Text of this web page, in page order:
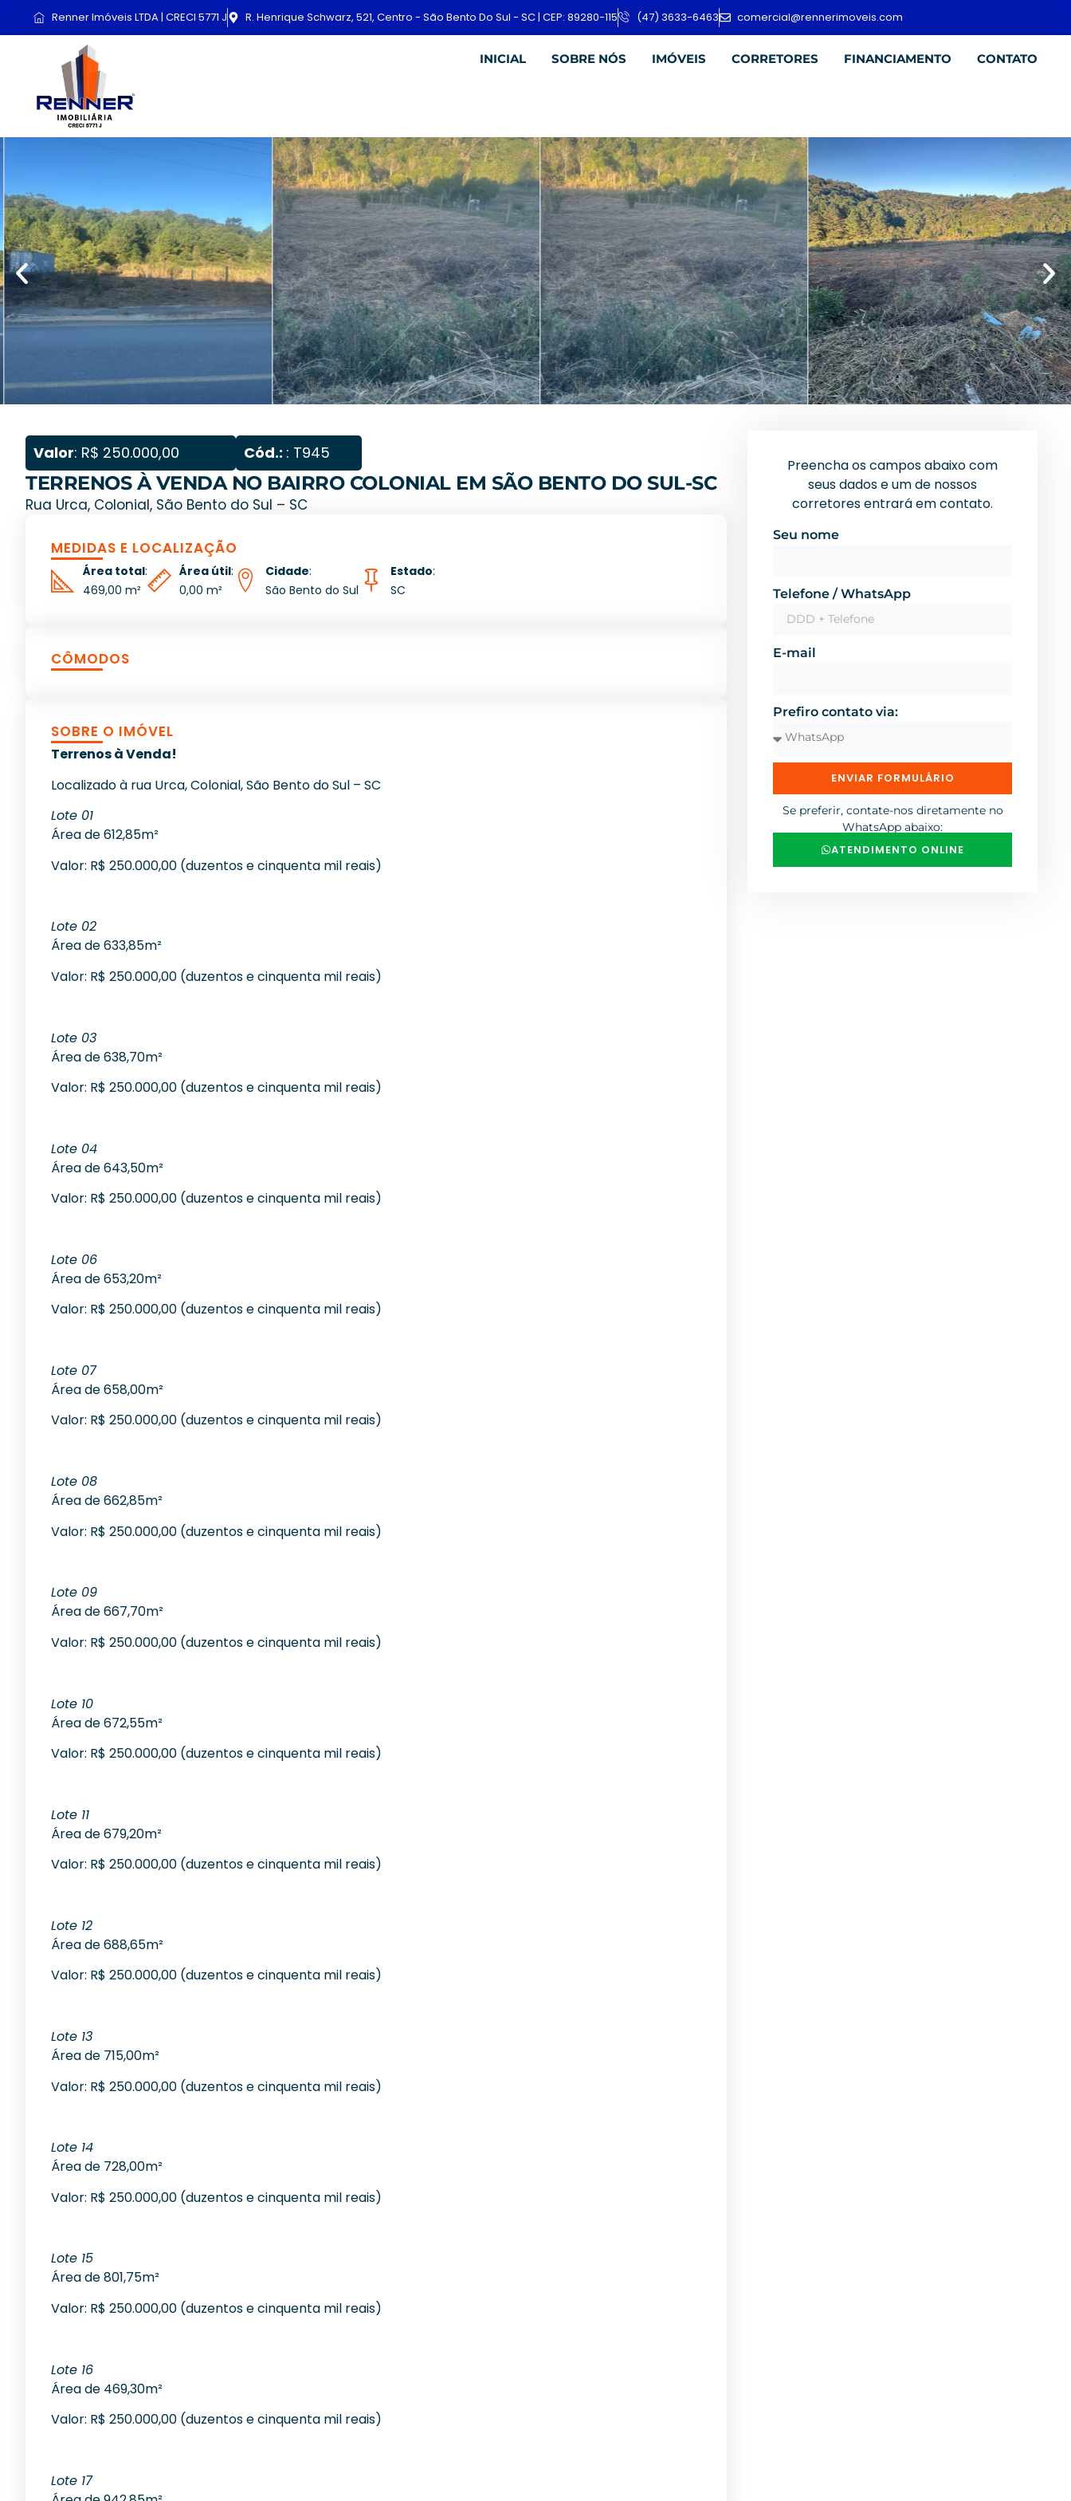
Renner Imóveis LTDA | CRECI 5771 J R. Henrique Schwarz, 521, Centro - São Bento Do Sul - SC | CEP: 89280-115 (47) 3633-6463 comercial@rennerimoveis.com
INICIAL SOBRE NÓS IMÓVEIS CORRETORES FINANCIAMENTO CONTATO
Valor: R$ 250.000,00 Cód.: : T945
TERRENOS À VENDA NO BAIRRO COLONIAL EM SÃO BENTO DO SUL-SC
Rua Urca, Colonial, São Bento do Sul – SC
MEDIDAS E LOCALIZAÇÃO
Área total:
469,00 m²
Área útil:
0,00 m²
Cidade:
São Bento do Sul
Estado:
SC
CÔMODOS
SOBRE O IMÓVEL
Terrenos à Venda!
Localizado à rua Urca, Colonial, São Bento do Sul – SC
Lote 01
Área de 612,85m²
Valor: R$ 250.000,00 (duzentos e cinquenta mil reais)
Lote 02
Área de 633,85m²
Valor: R$ 250.000,00 (duzentos e cinquenta mil reais)
Lote 03
Área de 638,70m²
Valor: R$ 250.000,00 (duzentos e cinquenta mil reais)
Lote 04
Área de 643,50m²
Valor: R$ 250.000,00 (duzentos e cinquenta mil reais)
Lote 06
Área de 653,20m²
Valor: R$ 250.000,00 (duzentos e cinquenta mil reais)
Lote 07
Área de 658,00m²
Valor: R$ 250.000,00 (duzentos e cinquenta mil reais)
Lote 08
Área de 662,85m²
Valor: R$ 250.000,00 (duzentos e cinquenta mil reais)
Lote 09
Área de 667,70m²
Valor: R$ 250.000,00 (duzentos e cinquenta mil reais)
Lote 10
Área de 672,55m²
Valor: R$ 250.000,00 (duzentos e cinquenta mil reais)
Lote 11
Área de 679,20m²
Valor: R$ 250.000,00 (duzentos e cinquenta mil reais)
Lote 12
Área de 688,65m²
Valor: R$ 250.000,00 (duzentos e cinquenta mil reais)
Lote 13
Área de 715,00m²
Valor: R$ 250.000,00 (duzentos e cinquenta mil reais)
Lote 14
Área de 728,00m²
Valor: R$ 250.000,00 (duzentos e cinquenta mil reais)
Lote 15
Área de 801,75m²
Valor: R$ 250.000,00 (duzentos e cinquenta mil reais)
Lote 16
Área de 469,30m²
Valor: R$ 250.000,00 (duzentos e cinquenta mil reais)
Lote 17
Preencha os campos abaixo com
seus dados e um de nossos
corretores entrará em contato.
Seu nome
Telefone / WhatsApp
E-mail
Prefiro contato via:
ENVIAR FORMULÁRIO
Se preferir, contate-nos diretamente no
WhatsApp abaixo:
ATENDIMENTO ONLINE